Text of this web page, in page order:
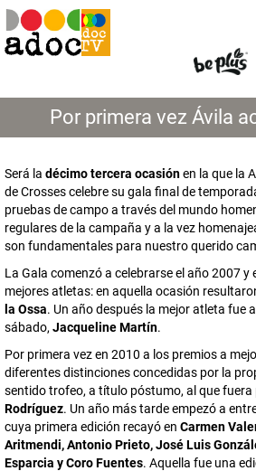
Por primera vez Ávila
Será la décimo tercera ocasiónen la que la
de Crosses celebre su gala final de
pruebas de campo a través del mundo
regulares de la campaña y a la vez
son fundamentales para nuestro querido
La Gala comenzó a celebrarse el año 2007
mejores atletas: en aquella ocasión
la Ossa. Un año después la mejor atleta fue
sábado, Jacqueline Martín.
Por primera vez en 2010 a los premios a
diferentes distinciones concedidas por la
sentido trofeo, a título póstumo, al que
Rodríguez. Un año más tarde empezó a
cuya primera edición recayó en Carmen
Aritmendi, Antonio Prieto, José Luis
Esparcia y Coro Fuentes. Aquella fue una